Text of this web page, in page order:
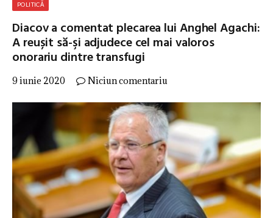
POLITICĂ
Diacov a comentat plecarea lui Anghel Agachi:
A reușit să-şi adjudece cel mai valoros
onorariu dintre transfugi
9 iunie 2020 Niciun comentariu